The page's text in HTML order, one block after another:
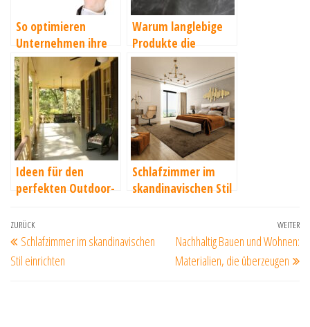
So optimieren
Unternehmen ihre
Arbeitsprozesse
Warum langlebige
Produkte die
bessere Wahl sind
Ideen für den
perfekten Outdoor-
Rückzugsort für
entspannte Stunden
im Freien
Schlafzimmer im
skandinavischen Stil
Beitragsnavigation
Vorheriger
Beitrag
ZURÜCK
Schlafzimmer im skandinavischen
Stil einrichten
WEITER
Nachhaltig Bauen und Wohnen:
Materialien, die überzeugen